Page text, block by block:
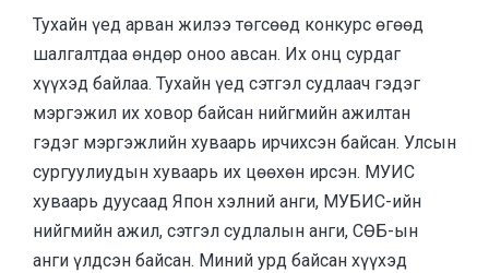
Тухайн үед арван жилээ төгсөөд конкурс өгөөд
шалгалтдаа өндөр оноо авсан. Их онц сурдаг
хүүхэд байлаа. Тухайн үед сэтгэл судлаач гэдэг
мэргэжил их ховор байсан нийгмийн ажилтан
гэдэг мэргэжлийн хуваарь ирчихсэн байсан. Улсын
сургуулиудын хуваарь их цөөхөн ирсэн. МУИС
хуваарь дуусаад Япон хэлний анги, МУБИС-ийн
нийгмийн ажил, сэтгэл судлалын анги, СӨБ-ын
анги үлдсэн байсан. Миний урд байсан хүүхэд